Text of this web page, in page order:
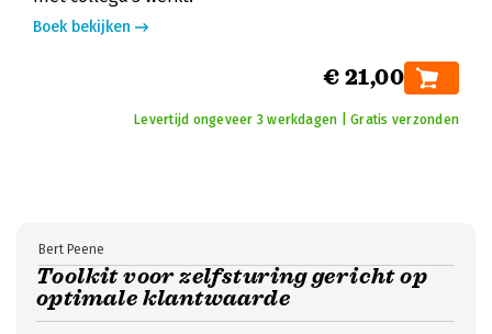
Boek bekijken
€ 21,00
Levertijd ongeveer 3 werkdagen | Gratis verzonden
Toolkit voor zelfsturing gericht op
optimale klantwaarde
Bert Peene